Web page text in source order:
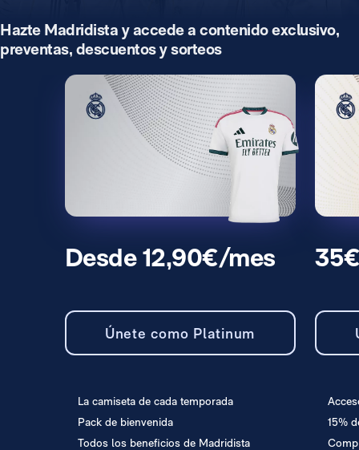
Hazte Madridista y accede a contenido exclusivo,
preventas, descuentos y sorteos
Desde 12,90€/mes
Únete como Platinum
La camiseta de cada temporada
Pack de bienvenida
Todos los beneficios de Madridista
15%